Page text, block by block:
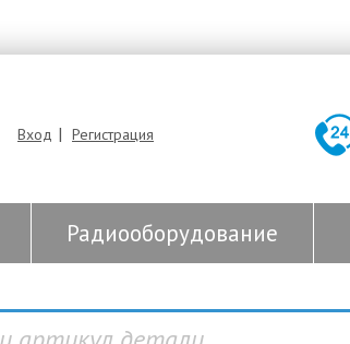
Вход | Регистрация
Радиооборудование